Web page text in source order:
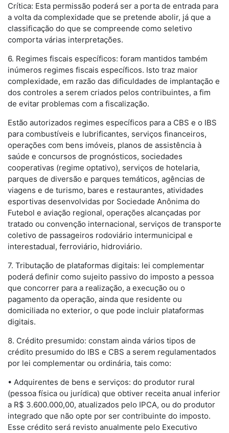
Crítica: Esta permissão poderá ser a porta de entrada para
a volta da complexidade que se pretende abolir, já que a
classificação do que se compreende como seletivo
comporta várias interpretações.
6. Regimes fiscais específicos: foram mantidos também
inúmeros regimes fiscais específicos. Isto traz maior
complexidade, em razão das dificuldades de implantação e
dos controles a serem criados pelos contribuintes, a fim
de evitar problemas com a fiscalização.
Estão autorizados regimes específicos para a CBS e o IBS
para combustíveis e lubrificantes, serviços financeiros,
operações com bens imóveis, planos de assistência à
saúde e concursos de prognósticos, sociedades
cooperativas (regime optativo), serviços de hotelaria,
parques de diversão e parques temáticos, agências de
viagens e de turismo, bares e restaurantes, atividades
esportivas desenvolvidas por Sociedade Anônima do
Futebol e aviação regional, operações alcançadas por
tratado ou convenção internacional, serviços de transporte
coletivo de passageiros rodoviário intermunicipal e
interestadual, ferroviário, hidroviário.
7. Tributação de plataformas digitais: lei complementar
poderá definir como sujeito passivo do imposto a pessoa
que concorrer para a realização, a execução ou o
pagamento da operação, ainda que residente ou
domiciliada no exterior, o que pode incluir plataformas
digitais.
8. Crédito presumido: constam ainda vários tipos de
crédito presumido do IBS e CBS a serem regulamentados
por lei complementar ou ordinária, tais como:
• Adquirentes de bens e serviços: do produtor rural
(pessoa física ou jurídica) que obtiver receita anual inferior
a R$ 3.600.000,00, atualizados pelo IPCA, ou do produtor
integrado que não opte por ser contribuinte do imposto.
Esse crédito será revisto anualmente pelo Executivo